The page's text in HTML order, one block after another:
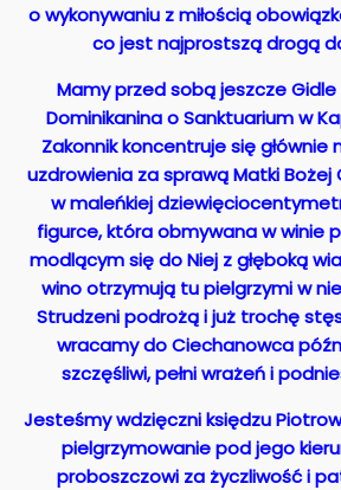
o wykonywaniu z miłością
co jest najprostszą drogą
Mamy przed sobą jeszcze
Dominikanina o Sanktuarium w
Zakonnik koncentruje się
uzdrowienia za sprawą Matki Bożej
w maleńkiej
figurce, która obmywana w winie
modlącym się do Niej z głęboką
wino otrzymują tu pielgrzymi w
Strudzeni podrożą i już trochę
wracamy do Ciechanowca
szczęśliwi, pełni wrażeń i
Jesteśmy wdzięczni księdzu
pielgrzymowanie pod jego
proboszczowi za życzliwość i